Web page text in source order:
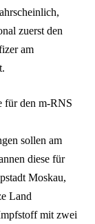
zuerst den
am
für den m-RNS
sollen am
diese für
Moskau,
Land
mit zwei